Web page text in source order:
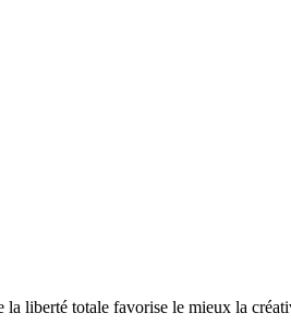
liberté totale favorise le mieux la